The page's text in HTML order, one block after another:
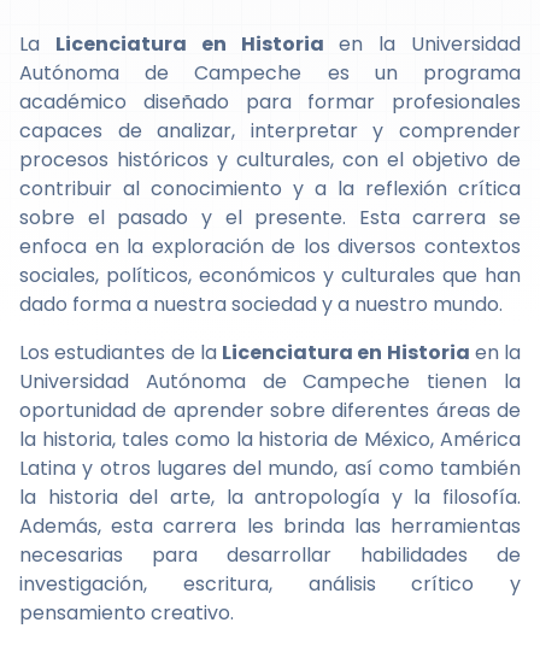
La Licenciatura en Historia en la Universidad
Autónoma de Campeche es un programa
académico diseñado para formar profesionales
capaces de analizar, interpretar y comprender
procesos históricos y culturales, con el objetivo de
contribuir al conocimiento y a la reflexión crítica
sobre el pasado y el presente. Esta carrera se
enfoca en la exploración de los diversos contextos
sociales, políticos, económicos y culturales que han
dado forma a nuestra sociedad y a nuestro mundo.
Los estudiantes de la Licenciatura en Historia en la
Universidad Autónoma de Campeche tienen la
oportunidad de aprender sobre diferentes áreas de
la historia, tales como la historia de México, América
Latina y otros lugares del mundo, así como también
la historia del arte, la antropología y la filosofía.
Además, esta carrera les brinda las herramientas
necesarias para desarrollar habilidades de
investigación, escritura, análisis crítico y
pensamiento creativo.